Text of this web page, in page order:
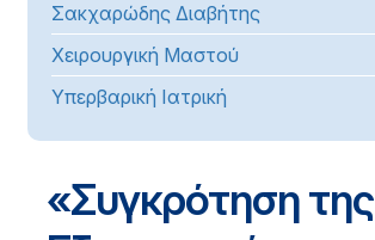
Σακχαρώδης Διαβήτης
Χειρουργική Μαστού
Υπερβαρική Ιατρική
«Συγκρότηση της